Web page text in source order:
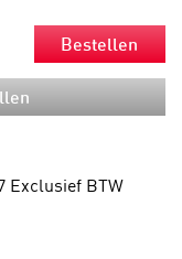
Bestellen
Exclusief BTW